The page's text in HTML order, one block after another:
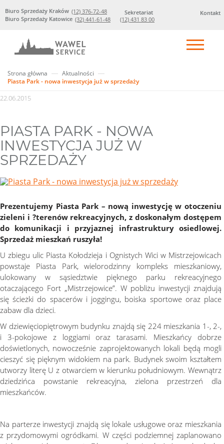
Kontakt
Biuro Sprzedaży Kraków (12) 376-72-48
Biuro Sprzedaży Katowice (32) 441-61-48
Sekretariat
(12) 431 83 00
Strona główna
Aktualności
Piasta Park - nowa inwestycja już w sprzedaży
22.06.2015
PIASTA PARK - NOWA
INWESTYCJA JUŻ W
SPRZEDAŻY
Prezentujemy Piasta Park – nową inwestycję w otoczeniu
zieleni i ?terenów rekreacyjnych, z doskonałym dostępem
do komunikacji i przyjaznej infrastruktury osiedlowej.
Sprzedaż mieszkań ruszyła!
U zbiegu ulic Piasta Kołodzieja i Ognistych Wici w Mistrzejowicach
powstaje Piasta Park, wielorodzinny kompleks mieszkaniowy,
ulokowany w sąsiedztwie pięknego parku rekreacyjnego
otaczającego Fort „Mistrzejowice”. W pobliżu inwestycji znajdują
się ścieżki do spacerów i joggingu, boiska sportowe oraz place
zabaw dla dzieci.
W dziewięciopiętrowym budynku znajdą się 224 mieszkania 1-, 2-,
i 3-pokojowe z loggiami oraz tarasami. Mieszkańcy dobrze
doświetlonych, nowocześnie zaprojektowanych lokali będą mogli
cieszyć się pięknym widokiem na park. Budynek swoim kształtem
utworzy literę U z otwarciem w kierunku południowym. Wewnątrz
dziedzińca powstanie rekreacyjna, zielona przestrzeń dla
mieszkańców.
Na parterze inwestycji znajdą się lokale usługowe oraz mieszkania
z przydomowymi ogródkami. W części podziemnej zaplanowano